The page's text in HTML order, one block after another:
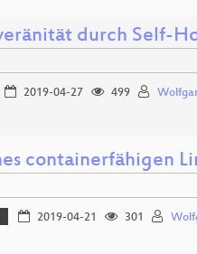
durch Self-
2019-04-27 499
containerfähigen
2019-04-21 301